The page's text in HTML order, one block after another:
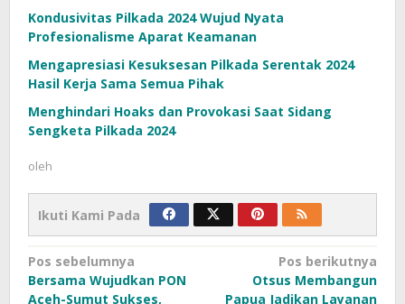
Kondusivitas Pilkada 2024 Wujud Nyata
Profesionalisme Aparat Keamanan
Mengapresiasi Kesuksesan Pilkada Serentak 2024
Hasil Kerja Sama Semua Pihak
Menghindari Hoaks dan Provokasi Saat Sidang
Sengketa Pilkada 2024
oleh
Ikuti Kami Pada
Navigasi
pos
Pos sebelumnya
Bersama Wujudkan PON
Aceh-Sumut Sukses,
Pos berikutnya
Otsus Membangun
Papua Jadikan Layanan